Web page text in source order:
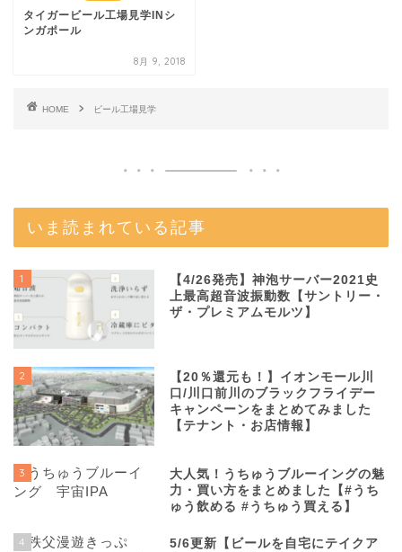
タイガービール工場見学INシ
ンガポール
8月 9, 2018
HOME ビール工場見学
いま読まれている記事
1
【4/26発売】神泡サーバー2021史
上最高超音波振動数【サントリー・
ザ・プレミアムモルツ】
2
【20％還元も！】イオンモール川
口/川口前川のブラックフライデー
キャンペーンをまとめてみました
【テナント・お店情報】
3
大人気！うちゅうブルーイングの魅
力・買い方をまとめました【#うち
ゅう飲める #うちゅう買える】
4
5/6更新【ビールを自宅にテイクア